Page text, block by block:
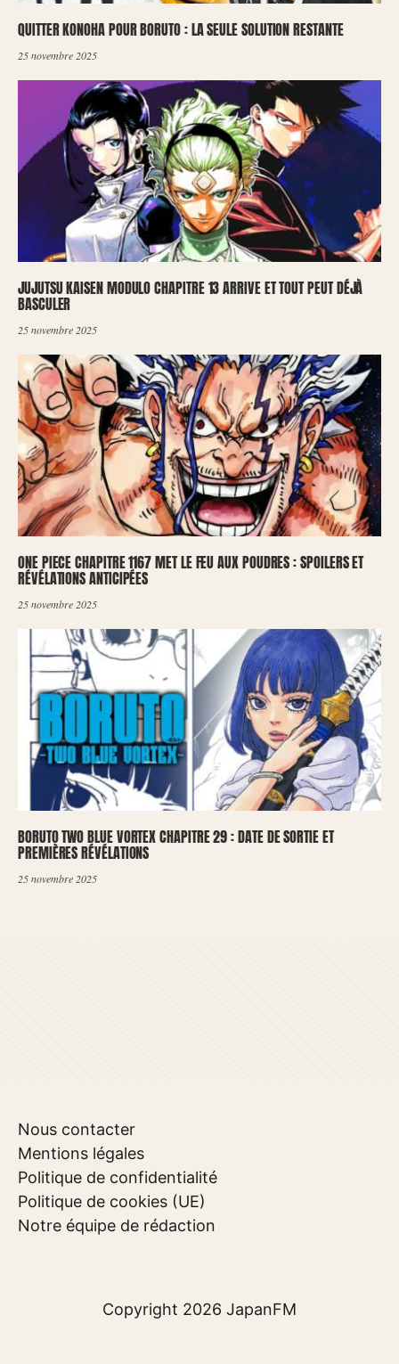
QUITTER KONOHA POUR BORUTO : LA SEULE SOLUTION RESTANTE
25 novembre 2025
JUJUTSU KAISEN MODULO CHAPITRE 13 ARRIVE ET TOUT PEUT DÉJÀ
BASCULER
25 novembre 2025
ONE PIECE CHAPITRE 1167 MET LE FEU AUX POUDRES : SPOILERS ET
RÉVÉLATIONS ANTICIPÉES
25 novembre 2025
BORUTO TWO BLUE VORTEX CHAPITRE 29 : DATE DE SORTIE ET
PREMIÈRES RÉVÉLATIONS
25 novembre 2025
Nous contacter
Mentions légales
Politique de confidentialité
Politique de cookies (UE)
Notre équipe de rédaction
Copyright 2026 JapanFM